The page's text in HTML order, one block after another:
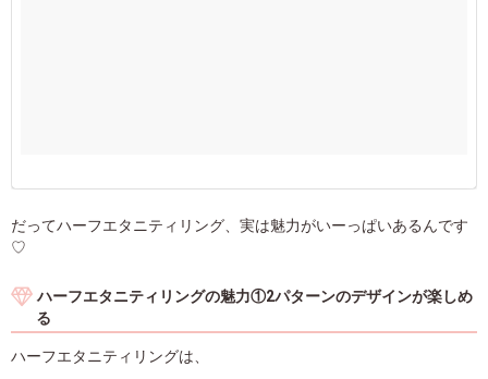
だってハーフエタニティリング、実は魅力がいーっぱいあるんです
♡
ハーフエタニティリングの魅力①2パターンのデザインが楽しめ
る
ハーフエタニティリングは、